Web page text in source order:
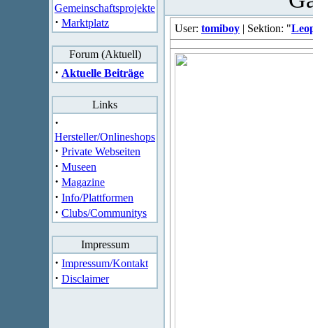
Gemeinschaftsprojekte
· Marktplatz
Forum (Aktuell)
· Aktuelle Beiträge
Links
·
Hersteller/Onlineshops
· Private Webseiten
· Museen
· Magazine
· Info/Plattformen
· Clubs/Communitys
Impressum
· Impressum/Kontakt
· Disclaimer
User: tomiboy | Sektion: "